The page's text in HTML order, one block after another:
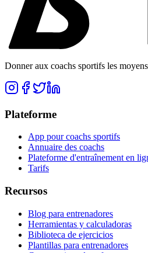
Donner aux coachs sportifs les
Plateforme
App pour coachs sportifs
Annuaire des coachs
Plateforme d'entraînement en
Tarifs
Recursos
Blog para entrenadores
Herramientas y calculadoras
Biblioteca de ejercicios
Plantillas para entrenadores